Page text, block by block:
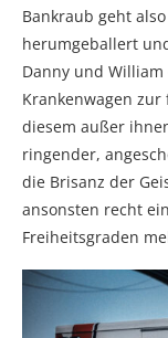
Bankraub geht
herumgeballert
Danny und
Krankenwagen
diesem außer
ringender,
die Brisanz der
ansonsten recht
Freiheitsgraden